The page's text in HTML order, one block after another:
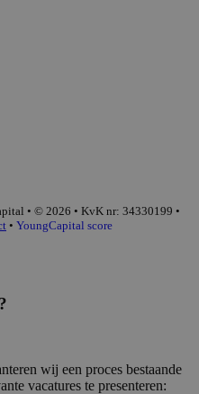
• © 2026 • KvK nr: 34330199 •
• YoungCapital score
wij een proces bestaande
vacatures te presenteren: